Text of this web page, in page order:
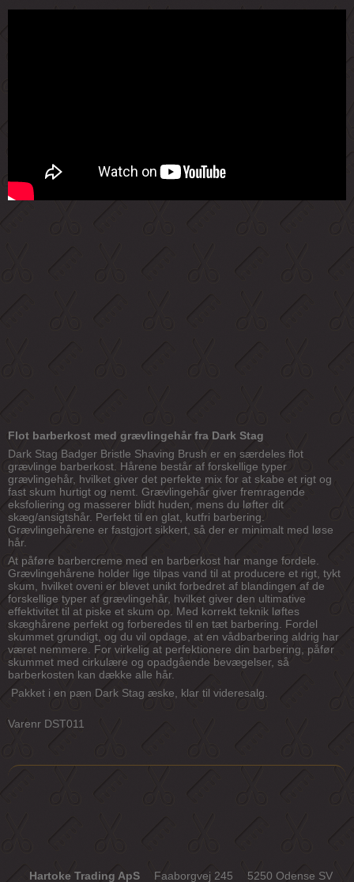
Flot barberkost med grævlingehår fra Dark Stag
Dark Stag Badger Bristle Shaving Brush er en særdeles flot
grævlinge barberkost. Hårene består af forskellige typer
grævlingehår, hvilket giver det perfekte mix for at skabe et rigt og
fast skum hurtigt og nemt. Grævlingehår giver fremragende
eksfoliering og masserer blidt huden, mens du løfter dit
skæg/ansigtshår. Perfekt til en glat, kutfri barbering.
Grævlingehårene er fastgjort sikkert, så der er minimalt med løse
hår.
At påføre barbercreme med en barberkost har mange fordele.
Grævlingehårene holder lige tilpas vand til at producere et rigt, tykt
skum, hvilket oveni er blevet unikt forbedret af blandingen af de
forskellige typer af grævlingehår, hvilket giver den ultimative
effektivitet til at piske et skum op. Med korrekt teknik løftes
skæghårene perfekt og forberedes til en tæt barbering. Fordel
skummet grundigt, og du vil opdage, at en vådbarbering aldrig har
været nemmere. For virkelig at perfektionere din barbering, påfør
skummet med cirkulære og opadgående bevægelser, så
barberkosten kan dække alle hår.
Pakket i en pæn Dark Stag æske, klar til videresalg.
Varenr DST011
Hartoke Trading ApS Faaborgvej 245 5250 Odense SV